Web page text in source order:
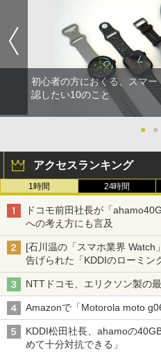
初心者の方におくる、スマ
認したい10のこと
● ●
アクセスランキング
1時間 24時間
ドコモ前田社長が「
への考え方にも言及
[石川温の「スマホ業界 Watch
告げられた「KDDIのローミン
穴と楽天モバイルの課題
NTTドコモ、エリクソン製の
Amazonで「Motorola moto
KDDI松田社長、ahamoの
めて十分対抗できる」